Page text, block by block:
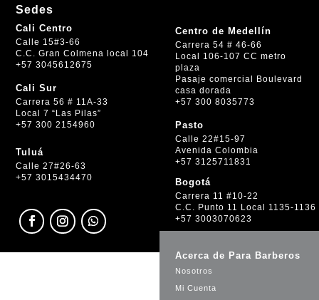
Sedes
Cali Centro
Calle 15#3-66
C.C. Gran Colmena local 104
+57 3045612675
Cali Sur
Carrera 56 # 11A-33
Local 7 “Las Pilas”
+57 300 2154960
Tuluá
Calle 27#26-63
+57 3015434470
Centro de Medellín
Carrera 54 # 46-66
Local 106-107 CC metro
plaza
Pasaje comercial Boulevard
casa dorada
+57 300 8035773
Pasto
Calle 22#15-97
Avenida Colombia
+57 3125711831
Bogotá
Carrera 11 #10-22
C.C. Punto 11 Local 1135-1136
+57 3003070623
Acerca de Para Barberos
Nosotros
Mi Cuenta